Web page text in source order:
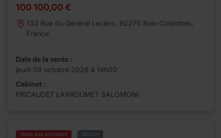
100 100,00 €
133 Rue du Général Leclerc, 92270 Bois-Colombes,
France
Date de la vente :
jeudi 08 octobre 2026 à 14h00
Cabinet :
FRICAUDET LARROUMET SALOMONI
Vente aux enchères Maison